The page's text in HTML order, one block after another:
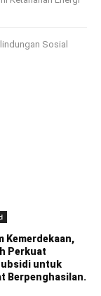
Sosial
Kemerdekaan,
Perkuat
untuk
Berpenghasilan.